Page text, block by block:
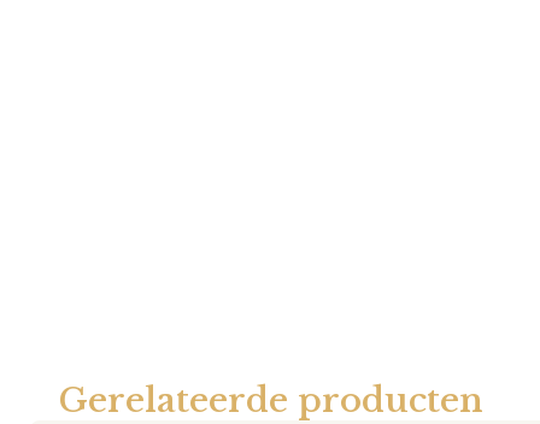
Gerelateerde producten